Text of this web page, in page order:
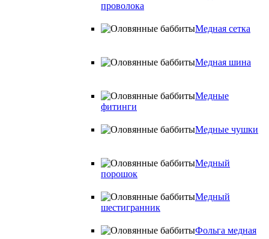
проволока
Медная сетка
Медная шина
Медные
фитинги
Медные чушки
Медный
порошок
Медный
шестигранник
Фольга медная